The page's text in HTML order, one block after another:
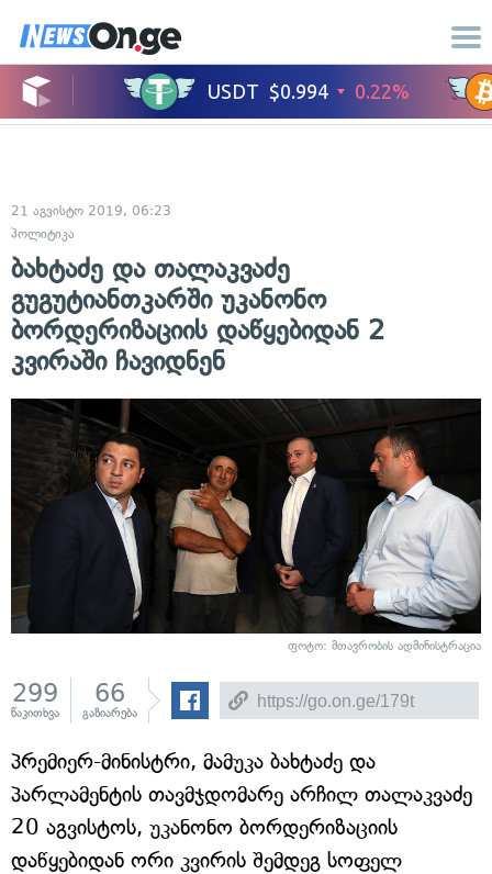
21 აგვისტო 2019, 06:23
პოლიტიკა
ბახტაძე და თალაკვაძე
გუგუტიანთკარში უკანონო
ბორდერიზაციის დაწყებიდან 2
კვირაში ჩავიდნენ
ფოტო: მთავრობის ადმინისტრაცია
299
წაკითხვა
66
გაზიარება
პრემიერ-მინისტრი, მამუკა ბახტაძე და
პარლამენტის თავმჯდომარე არჩილ თალაკვაძე
20 აგვისტოს, უკანონო ბორდერიზაციის
დაწყებიდან ორი კვირის შემდეგ სოფელ